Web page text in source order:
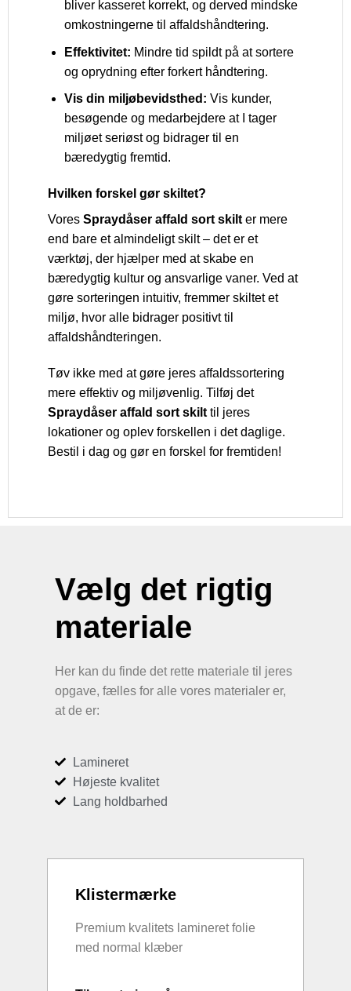
bliver kasseret korrekt, og derved mindske
omkostningerne til affaldshåndtering.
Effektivitet: Mindre tid spildt på at sortere
og oprydning efter forkert håndtering.
Vis din miljøbevidsthed: Vis kunder,
besøgende og medarbejdere at I tager
miljøet seriøst og bidrager til en
bæredygtig fremtid.
Hvilken forskel gør skiltet?
Vores Spraydåser affald sort skilt er mere
end bare et almindeligt skilt – det er et
værktøj, der hjælper med at skabe en
bæredygtig kultur og ansvarlige vaner. Ved at
gøre sorteringen intuitiv, fremmer skiltet et
miljø, hvor alle bidrager positivt til
affaldshåndteringen.
Tøv ikke med at gøre jeres affaldssortering
mere effektiv og miljøvenlig. Tilføj det
Spraydåser affald sort skilt til jeres
lokationer og oplev forskellen i det daglige.
Bestil i dag og gør en forskel for fremtiden!
Vælg det rigtig
materiale
Her kan du finde det rette materiale til jeres
opgave, fælles for alle vores materialer er,
at de er:
Lamineret
Højeste kvalitet
Lang holdbarhed
Klistermærke
Premium kvalitets lamineret folie
med normal klæber